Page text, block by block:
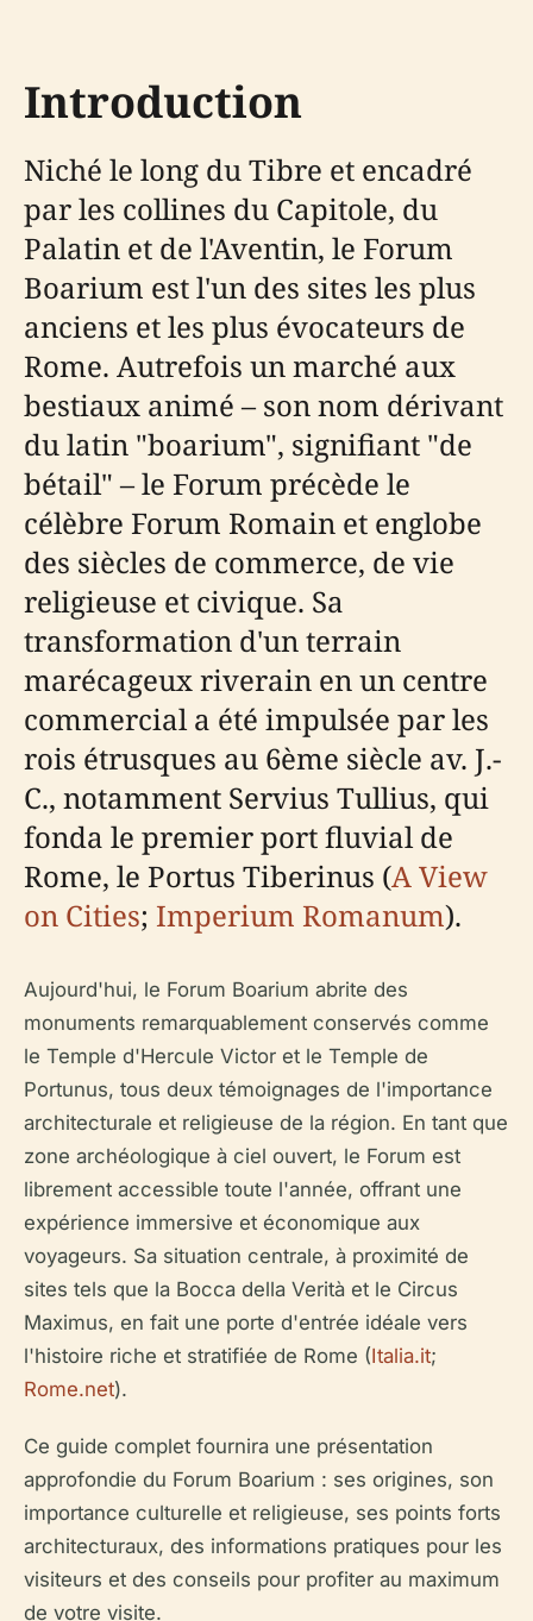
Introduction
Niché le long du Tibre et encadré
par les collines du Capitole, du
Palatin et de l'Aventin, le Forum
Boarium est l'un des sites les plus
anciens et les plus évocateurs de
Rome. Autrefois un marché aux
bestiaux animé – son nom dérivant
du latin "boarium", signifiant "de
bétail" – le Forum précède le
célèbre Forum Romain et englobe
des siècles de commerce, de vie
religieuse et civique. Sa
transformation d'un terrain
marécageux riverain en un centre
commercial a été impulsée par les
rois étrusques au 6ème siècle av. J.-
C., notamment Servius Tullius, qui
fonda le premier port fluvial de
Rome, le Portus Tiberinus (A View
on Cities; Imperium Romanum).
Aujourd'hui, le Forum Boarium abrite des
monuments remarquablement conservés comme
le Temple d'Hercule Victor et le Temple de
Portunus, tous deux témoignages de l'importance
architecturale et religieuse de la région. En tant que
zone archéologique à ciel ouvert, le Forum est
librement accessible toute l'année, offrant une
expérience immersive et économique aux
voyageurs. Sa situation centrale, à proximité de
sites tels que la Bocca della Verità et le Circus
Maximus, en fait une porte d'entrée idéale vers
l'histoire riche et stratifiée de Rome (Italia.it;
Rome.net).
Ce guide complet fournira une présentation
approfondie du Forum Boarium : ses origines, son
importance culturelle et religieuse, ses points forts
architecturaux, des informations pratiques pour les
visiteurs et des conseils pour profiter au maximum
de votre visite.